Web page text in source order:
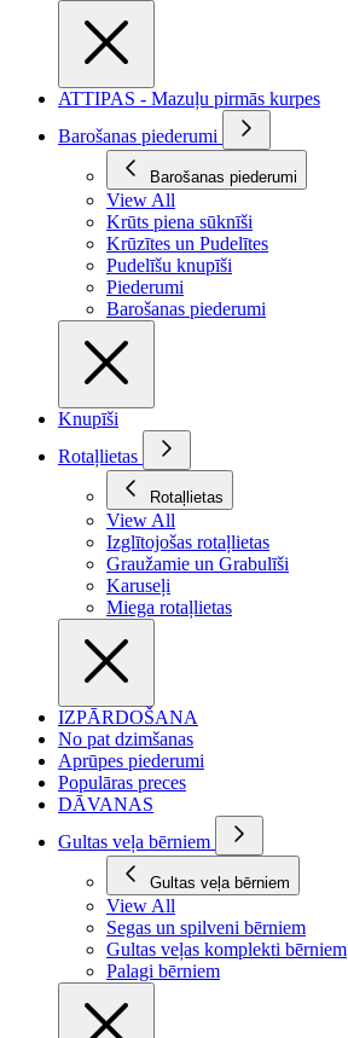
ATTIPAS - Mazuļu pirmās kurpes
Barošanas piederumi
Barošanas piederumi
View All
Krūts piena sūknīši
Krūzītes un Pudelītes
Pudelīšu knupīši
Piederumi
Barošanas piederumi
Knupīši
Rotaļlietas
Rotaļlietas
View All
Izglītojošas rotaļlietas
Graužamie un Grabulīši
Karuseļi
Miega rotaļlietas
IZPĀRDOŠANA
No pat dzimšanas
Aprūpes piederumi
Populāras preces
DĀVANAS
Gultas veļa bērniem
Gultas veļa bērniem
View All
Segas un spilveni bērniem
Gultas veļas komplekti bērniem
Palagi bērniem